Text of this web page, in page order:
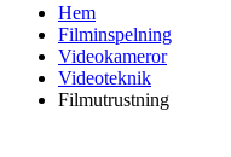
Hem
Filminspelning
Videokameror
Videoteknik
Filmutrustning